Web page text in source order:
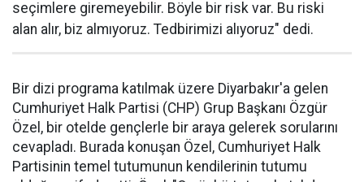
seçimlere giremeyebilir. Böyle bir risk var. Bu riski
alan alır, biz almıyoruz. Tedbirimizi alıyoruz" dedi.
Bir dizi programa katılmak üzere Diyarbakır'a gelen
Cumhuriyet Halk Partisi (CHP) Grup Başkanı Özgür
Özel, bir otelde gençlerle bir araya gelerek sorularını
cevapladı. Burada konuşan Özel, Cumhuriyet Halk
Partisinin temel tutumunun kendilerinin tutumu